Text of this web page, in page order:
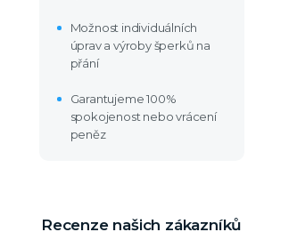
Možnost individuálních
úprav a výroby šperků na
přání
Garantujeme 100%
spokojenost nebo vrácení
peněz
Recenze našich zákazníků